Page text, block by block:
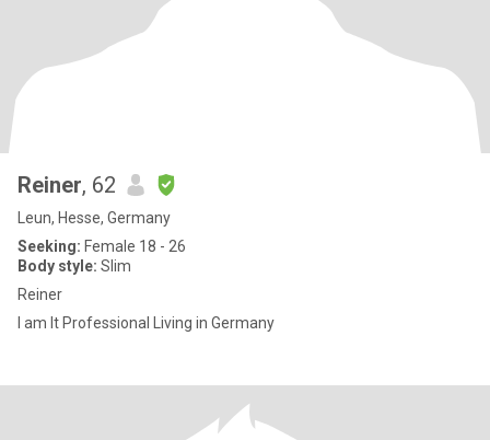
Reiner, 62
Leun, Hesse, Germany
Seeking: Female 18 - 26
Body style: Slim
Reiner
I am It Professional Living in Germany